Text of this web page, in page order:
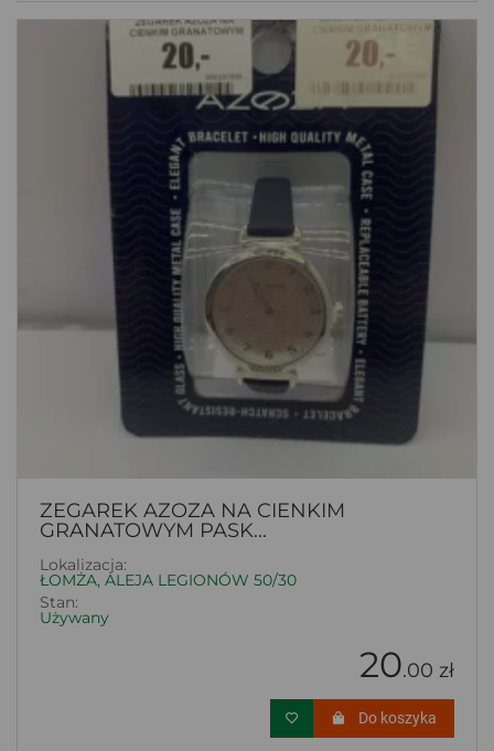
ZEGAREK AZOZA NA CIENKIM
GRANATOWYM PASK...
Lokalizacja:
ŁOMŻA, ALEJA LEGIONÓW 50/30
Stan:
Używany
20.00 zł
Do koszyka